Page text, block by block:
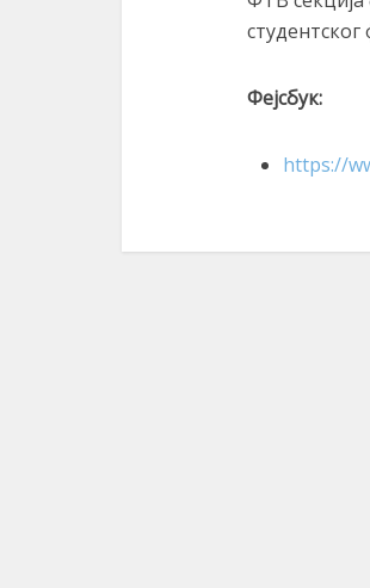
Фејсбук:
https://